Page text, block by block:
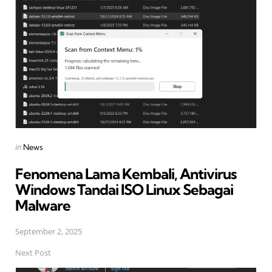
navigation
Posted
in News
Fenomena Lama Kembali, Antivirus
Windows Tandai ISO Linux Sebagai
Malware
September 2, 2025
Next Post